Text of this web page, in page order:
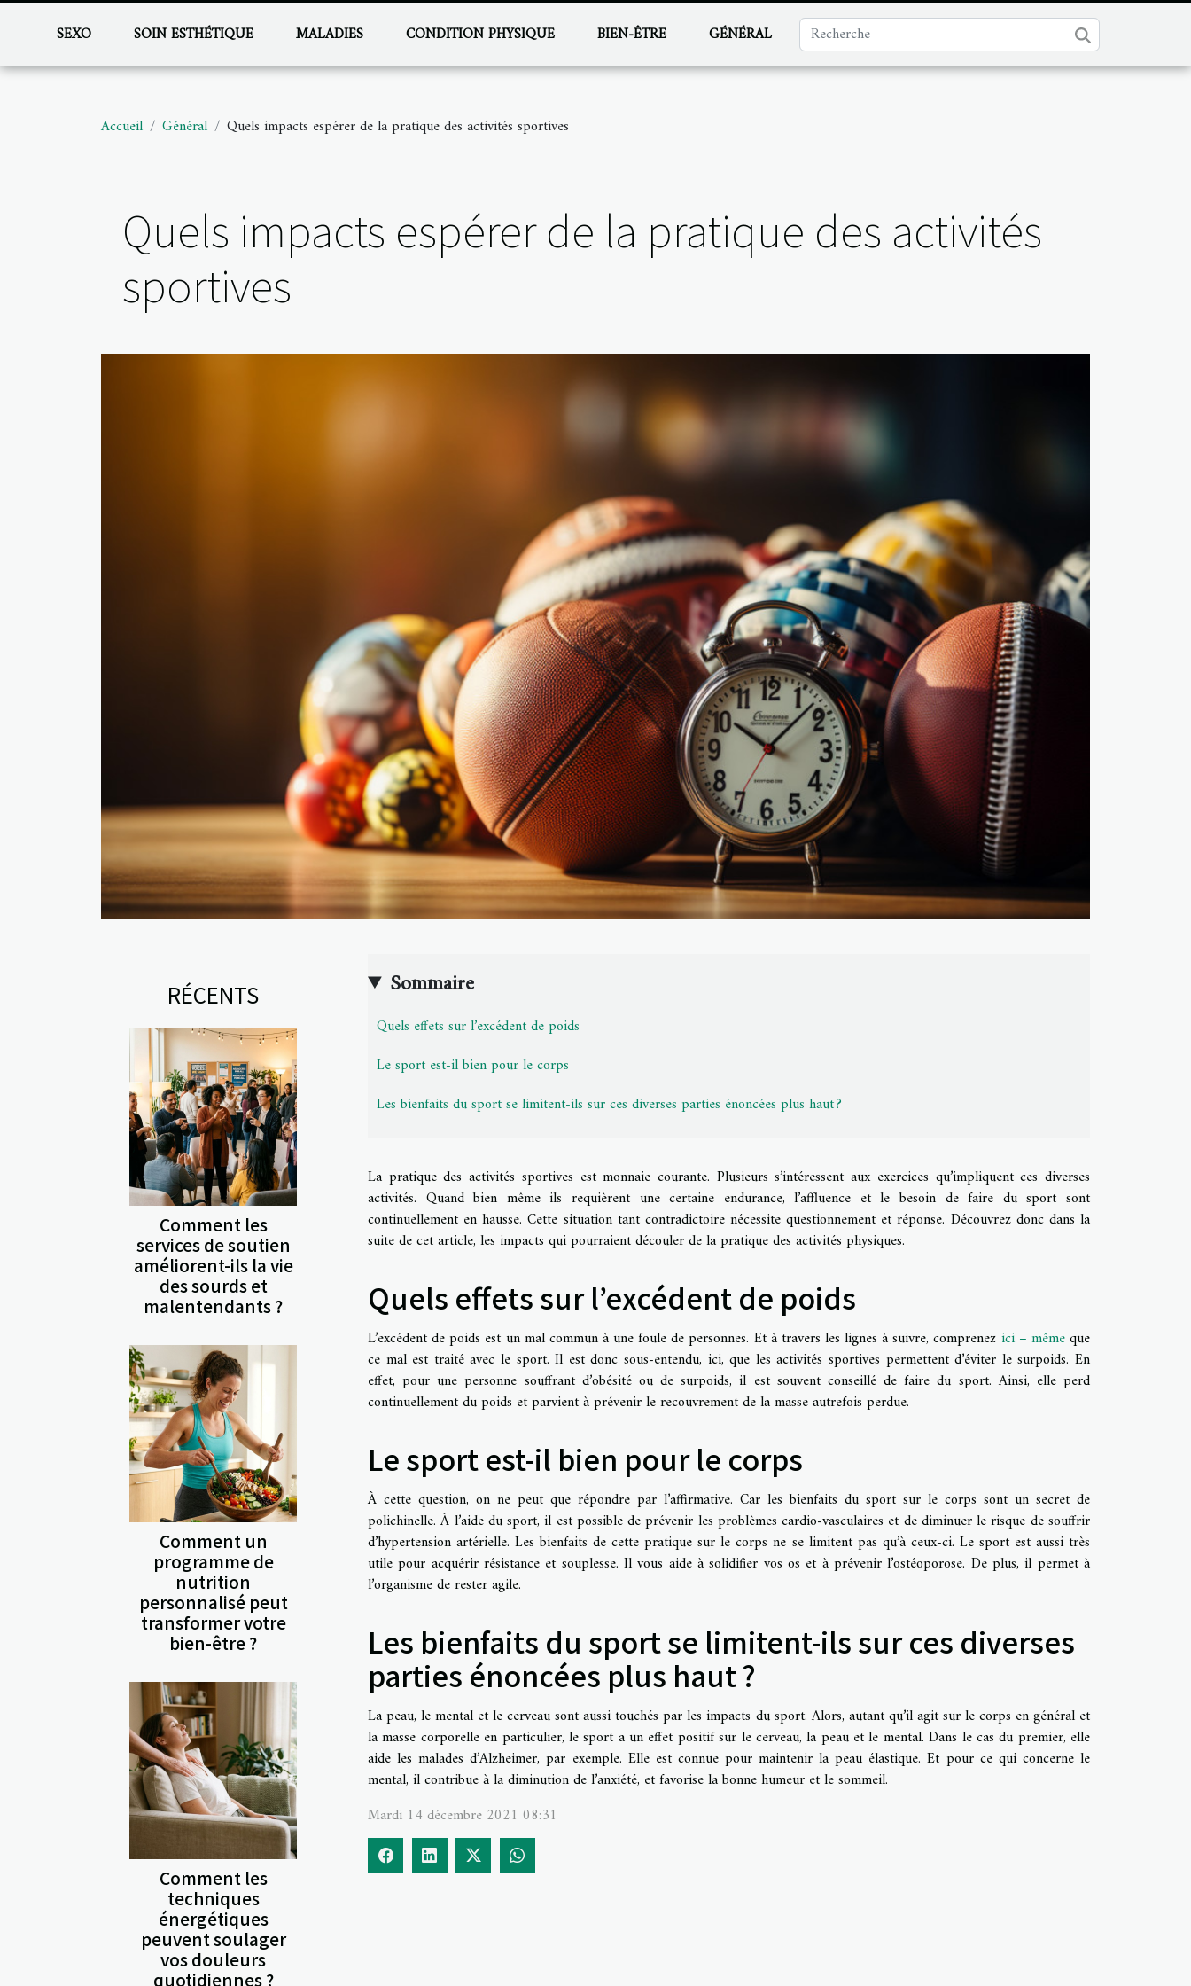
SEXO SOIN ESTHÉTIQUE MALADIES CONDITION PHYSIQUE BIEN-ÊTRE GÉNÉRAL
Accueil Général Quels impacts espérer de la pratique des activités sportives
Quels impacts espérer de la pratique des activités
sportives
RÉCENTS
Comment les
services de soutien
améliorent-ils la vie
des sourds et
malentendants ?
Comment un
programme de
nutrition
personnalisé peut
transformer votre
bien-être ?
Comment les
techniques
énergétiques
peuvent soulager
vos douleurs
quotidiennes ?
Sommaire
Quels effets sur l’excédent de poids
Le sport est-il bien pour le corps
Les bienfaits du sport se limitent-ils sur ces diverses parties énoncées plus haut ?
La pratique des activités sportives est monnaie courante. Plusieurs s’intéressent aux exercices qu’impliquent ces diverses
activités. Quand bien même ils requièrent une certaine endurance, l’affluence et le besoin de faire du sport sont
continuellement en hausse. Cette situation tant contradictoire nécessite questionnement et réponse. Découvrez donc dans la
suite de cet article, les impacts qui pourraient découler de la pratique des activités physiques.
Quels effets sur l’excédent de poids
L’excédent de poids est un mal commun à une foule de personnes. Et à travers les lignes à suivre, comprenez ici – mêmeque
ce mal est traité avec le sport. Il est donc sous-entendu, ici, que les activités sportives permettent d’éviter le surpoids. En
effet, pour une personne souffrant d’obésité ou de surpoids, il est souvent conseillé de faire du sport. Ainsi, elle perd
continuellement du poids et parvient à prévenir le recouvrement de la masse autrefois perdue.
Le sport est-il bien pour le corps
À cette question, on ne peut que répondre par l’affirmative. Car les bienfaits du sport sur le corps sont un secret de
polichinelle. À l’aide du sport, il est possible de prévenir les problèmes cardio-vasculaires et de diminuer le risque de souffrir
d’hypertension artérielle. Les bienfaits de cette pratique sur le corps ne se limitent pas qu’à ceux-ci. Le sport est aussi très
utile pour acquérir résistance et souplesse. Il vous aide à solidifier vos os et à prévenir l’ostéoporose. De plus, il permet à
l’organisme de rester agile.
Les bienfaits du sport se limitent-ils sur ces diverses
parties énoncées plus haut ?
La peau, le mental et le cerveau sont aussi touchés par les impacts du sport. Alors, autant qu’il agit sur le corps en général et
la masse corporelle en particulier, le sport a un effet positif sur le cerveau, la peau et le mental. Dans le cas du premier, elle
aide les malades d’Alzheimer, par exemple. Elle est connue pour maintenir la peau élastique. Et pour ce qui concerne le
mental, il contribue à la diminution de l’anxiété, et favorise la bonne humeur et le sommeil.
Mardi 14 décembre 2021 08:31